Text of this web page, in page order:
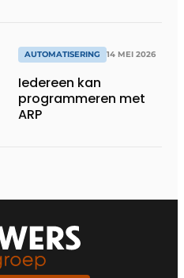
AUTOMATISERING 14 MEI 2026
Iedereen kan
programmeren met
ARP